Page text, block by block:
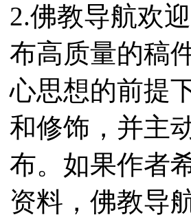
2.佛教导航欢
布高质量的稿
心思想的前提
和修饰，并主
布。如果作者
资料，佛教导